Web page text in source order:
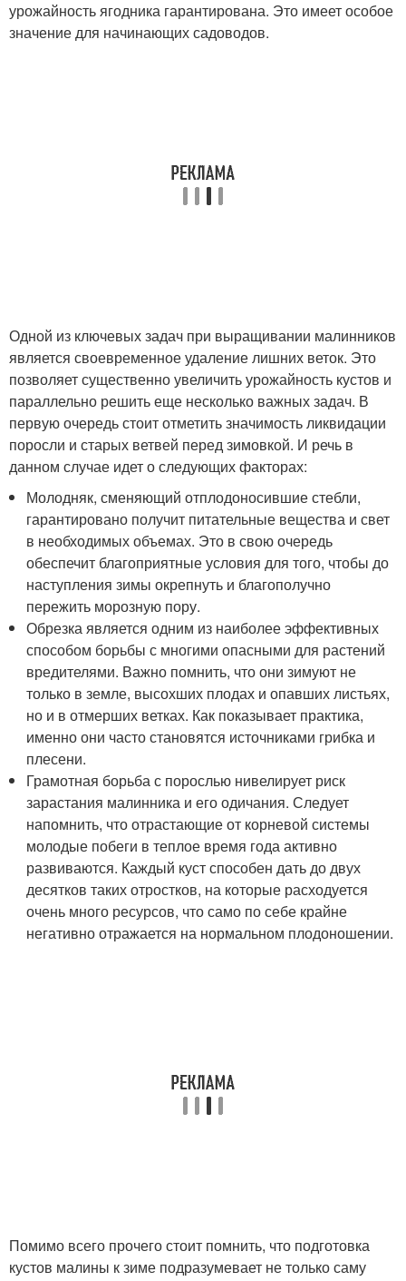
урожайность ягодника гарантирована. Это имеет особое
значение для начинающих садоводов.
Одной из ключевых задач при выращивании малинников
является своевременное удаление лишних веток. Это
позволяет существенно увеличить урожайность кустов и
параллельно решить еще несколько важных задач. В
первую очередь стоит отметить значимость ликвидации
поросли и старых ветвей перед зимовкой. И речь в
данном случае идет о следующих факторах:
Молодняк, сменяющий отплодоносившие стебли,
гарантировано получит питательные вещества и свет
в необходимых объемах. Это в свою очередь
обеспечит благоприятные условия для того, чтобы до
наступления зимы окрепнуть и благополучно
пережить морозную пору.
Обрезка является одним из наиболее эффективных
способом борьбы с многими опасными для растений
вредителями. Важно помнить, что они зимуют не
только в земле, высохших плодах и опавших листьях,
но и в отмерших ветках. Как показывает практика,
именно они часто становятся источниками грибка и
плесени.
Грамотная борьба с порослью нивелирует риск
зарастания малинника и его одичания. Следует
напомнить, что отрастающие от корневой системы
молодые побеги в теплое время года активно
развиваются. Каждый куст способен дать до двух
десятков таких отростков, на которые расходуется
очень много ресурсов, что само по себе крайне
негативно отражается на нормальном плодоношении.
Помимо всего прочего стоит помнить, что подготовка
кустов малины к зиме подразумевает не только саму